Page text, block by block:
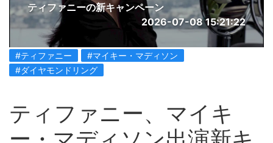
ティファニーの新キャンペーン
2026-07-08 15:21:22
#ティファニー
#マイキー・マディソン
#ダイヤモンドリング
ティファニー、マイキ